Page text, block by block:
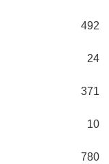
492
24
371
10
780